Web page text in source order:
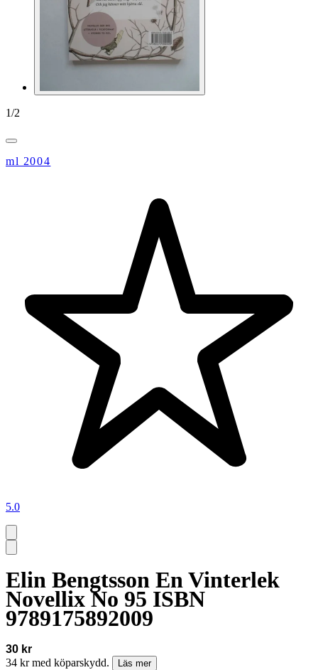
1/2
ml 2004
5.0
Elin Bengtsson En Vinterlek
Novellix No 95 ISBN
9789175892009
30 kr
34 kr med köparskydd.
Läs mer